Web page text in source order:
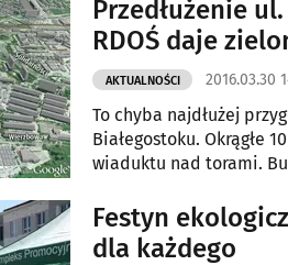
Przedłużenie
RDOŚ daje
AKTUALNOŚCI 2016.03.30
To chyba najdłużej
Białegostoku. Okrągłe
wiaduktu nad torami.
Festyn
dla każdego